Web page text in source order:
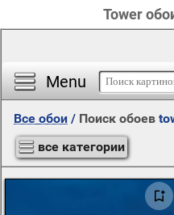
Tower
Menu
Все обои / Поиск обоев
все категории